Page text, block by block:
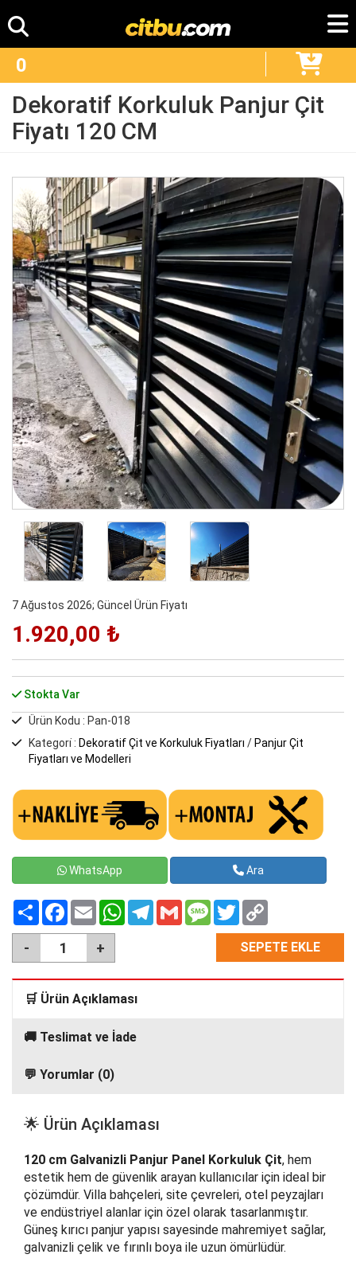
0
Dekoratif Korkuluk Panjur Çit
Fiyatı 120 CM
7 Ağustos 2026; Güncel Ürün Fiyatı
1.920,00 ₺
Stokta Var
Ürün Kodu : Pan-018
Kategori̇ : Dekoratif Çit ve Korkuluk Fiyatları /Panjur Çit
Fiyatları ve Modelleri
WhatsApp Ara
PaylaşFacebook
Email WhatsAppTelegram
Gmail MessageTwitter
SEPETE EKLE
🛒 Ürün Açıklaması
🚚 Teslimat ve İade
💬 Yorumlar (0)
🌟 Ürün Açıklaması
120 cm Galvanizli Panjur Panel Korkuluk Çit, hem
estetik hem de güvenlik arayan kullanıcılar için ideal bir
çözümdür. Villa bahçeleri, site çevreleri, otel peyzajları
ve endüstriyel alanlar için özel olarak tasarlanmıştır.
Güneş kırıcı panjur yapısı sayesinde mahremiyet sağlar,
galvanizli çelik ve fırınlı boya ile uzun ömürlüdür.